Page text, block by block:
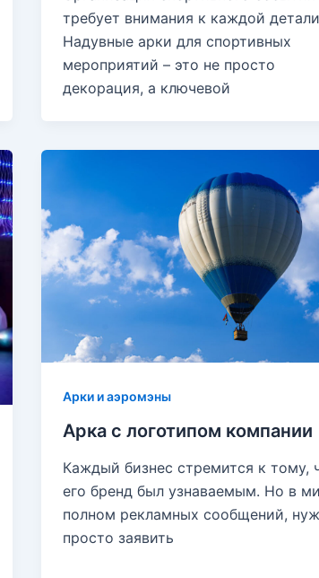
требует внимания к каждой
Надувные арки для спортивных
мероприятий – это не просто
декорация, а ключевой
Арки и аэромэны
Арка с логотипом компании
Каждый бизнес стремится к тому,
его бренд был узнаваемым. Но в
полном рекламных сообщений,
просто заявить